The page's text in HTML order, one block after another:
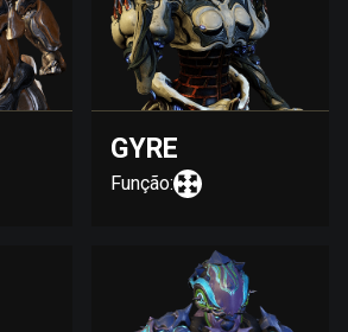
GYRE
Função: